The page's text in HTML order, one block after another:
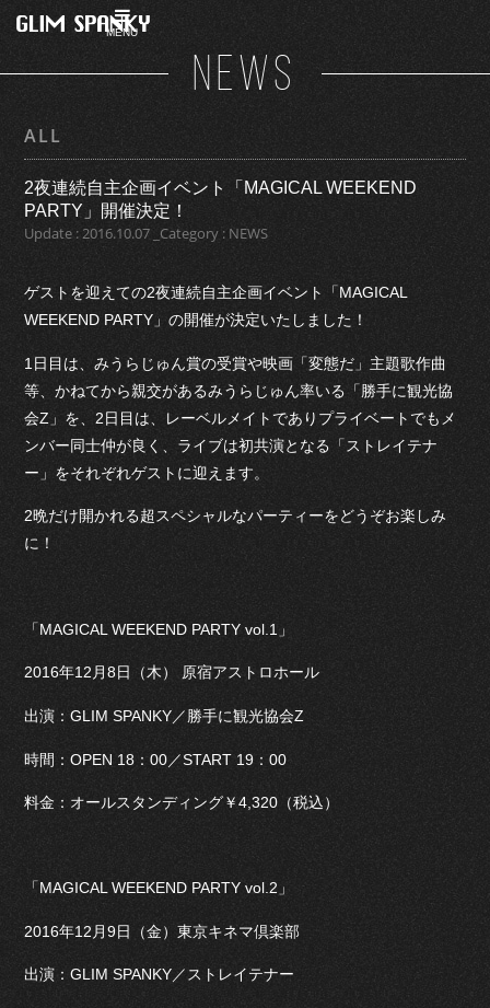
MENU
NEWS
ALL
2夜連続自主企画イベント「MAGICAL WEEKEND
PARTY」開催決定！
Update : 2016.10.07 _Category : NEWS
ゲストを迎えての2夜連続自主企画イベント「MAGICAL
WEEKEND PARTY」の開催が決定いたしました！
1日目は、みうらじゅん賞の受賞や映画「変態だ」主題歌作曲
等、かねてから親交があるみうらじゅん率いる「勝手に観光協
会Z」を、2日目は、レーベルメイトでありプライベートでもメ
ンバー同士仲が良く、ライブは初共演となる「ストレイテナ
ー」をそれぞれゲストに迎えます。
2晩だけ開かれる超スペシャルなパーティーをどうぞお楽しみ
に！
「MAGICAL WEEKEND PARTY vol.1」
2016年12月8日（木） 原宿アストロホール
出演：GLIM SPANKY／勝手に観光協会Z
時間：OPEN 18：00／START 19：00
料金：オールスタンディング￥4,320（税込）
「MAGICAL WEEKEND PARTY vol.2」
2016年12月9日（金）東京キネマ倶楽部
出演：GLIM SPANKY／ストレイテナー